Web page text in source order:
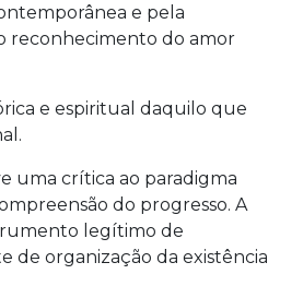
e pela
reconhecimento do amor
e espiritual daquilo que
uma crítica ao paradigma
do progresso. A
legítimo de
de organização da existência